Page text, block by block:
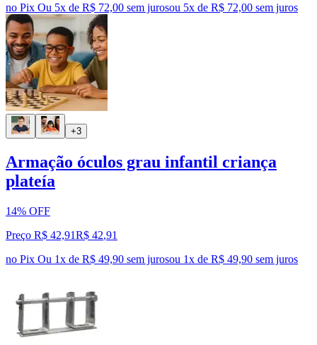
no Pix Ou 5x de R$ 72,00 sem jurosou 5x de R$ 72,00 sem juros
+3
Armação óculos grau infantil criança
plateía
14% OFF
Preço R$ 42,91R$ 42,91
no Pix Ou 1x de R$ 49,90 sem jurosou 1x de R$ 49,90 sem juros